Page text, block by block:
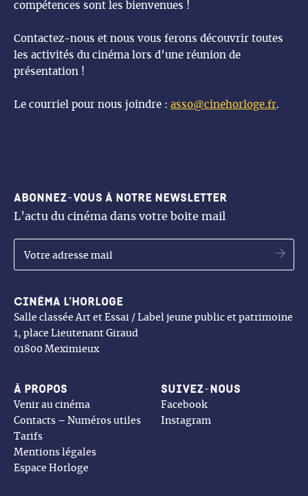
compétences sont les bienvenues !
Contactez-nous et nous vous ferons découvrir toutes
les activités du cinéma lors d’une réunion de
présentation !
Le courriel pour nous joindre : asso@cinehorloge.fr.
Cinéma l’Horloge
Salle classée Art et Essai / Label jeune public et patrimoine
1, place Lieutenant Giraud
01800 Meximieux
Abonnez-vous à notre newsletter
L’actu du cinéma dans votre boite mail
À propos
Venir au cinéma
Contacts – Numéros utiles
Tarifs
Mentions légales
Espace Horloge
Suivez-nous
Facebook
Instagram